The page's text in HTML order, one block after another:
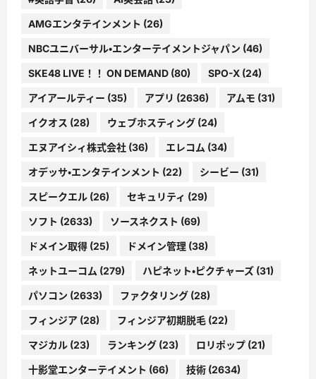
AMGエンタテインメント (26)
NBCユニバーサル・エンターテイメントジャパン (46)
SKE48 LIVE！！ ON DEMAND (80) SPO-X (24)
アイアールティー (35) アプリ (2636) アムモ (31)
イクオス (28) ウェブホスティング (24)
エヌアイシィ株式会社 (36) エレコム (34)
オデッサ・エンタテインメント (22) シービー (31)
スピークエル (26) セキュリティ (29)
ソフト (2633) ソースネクスト (69)
ドメイン取得 (25) ドメイン管理 (38)
ネットユーコム (279) ハピネット・ピクチャーズ (31)
パソコン (2633) ファクタリング (28)
フィンジア (28) フィンジア初期脱毛 (22)
マジカル (23) ランキング (23) ロリポップ (21)
十影堂エンターテイメント (66) 技術 (2634)